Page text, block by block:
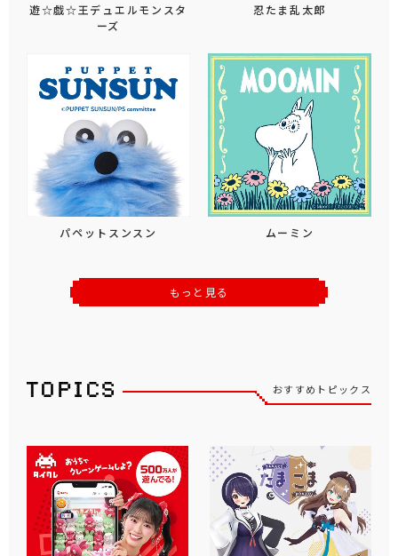
遊☆戯☆王デュエルモンスタ
ーズ
忍たま乱太郎
パペットスンスン ムーミン
もっと見る
おすすめトピックス